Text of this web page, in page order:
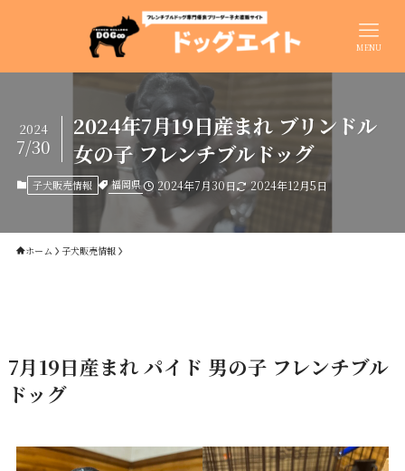
MENU
2024年7月19日産まれ ブリンドル
女の子 フレンチブルドッグ
2024
7/30
子犬販売情報 福岡県 2024年7月30日 2024年12月5日
ホーム 子犬販売情報
7月19日産まれ パイド 男の子 フレンチブル
ドッグ